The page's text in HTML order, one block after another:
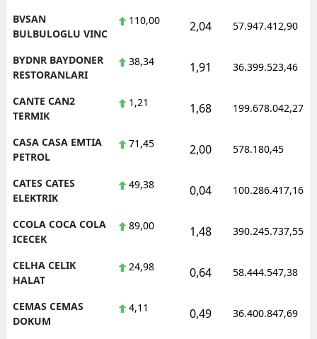
BVSAN
BULBULOGLU VINC
110,00 2,04 57.947.412,90
BYDNR BAYDONER
RESTORANLARI
38,34 1,91 36.399.523,46
CANTE CAN2
TERMIK
1,21 1,68 199.678.042,27
CASA CASA EMTIA
PETROL
71,45 2,00 578.180,45
CATES CATES
ELEKTRIK
49,38 0,04 100.286.417,16
CCOLA COCA COLA
ICECEK
89,00 1,48 390.245.737,55
CELHA CELIK
HALAT
24,98 0,64 58.444.547,38
CEMAS CEMAS
DOKUM
4,11 0,49 36.400.847,69